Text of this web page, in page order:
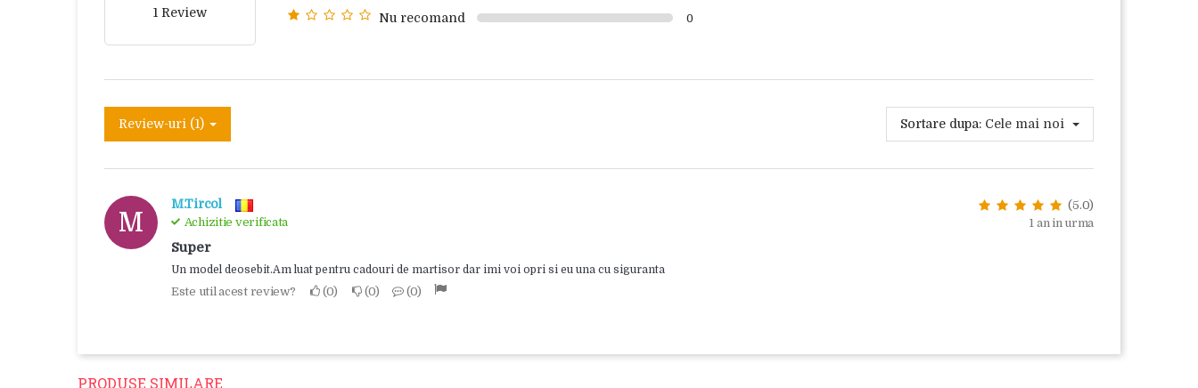
1 Review Nu recomand 0
Review-uri (1) Sortare dupa: Cele mai noi
M
M.Tircol
Achizitie verificata
(5.0)
1 an in urma
Super
Un model deosebit.Am luat pentru cadouri de martisor dar imi voi opri si eu una cu siguranta
Este util acest review? 0 0 0
PRODUSE SIMILARE